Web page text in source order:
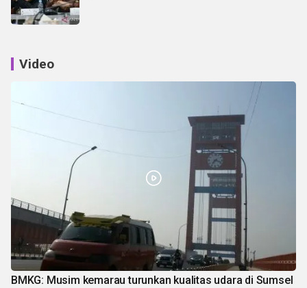
Video
BMKG: Musim kemarau turunkan kualitas udara di Sumsel